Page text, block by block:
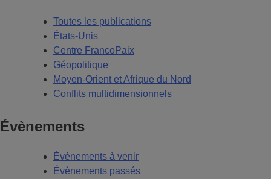
Toutes les publications
États-Unis
Centre FrancoPaix
Géopolitique
Moyen-Orient et Afrique du Nord
Conflits multidimensionnels
Évènements
Évènements à venir
Évènements passés